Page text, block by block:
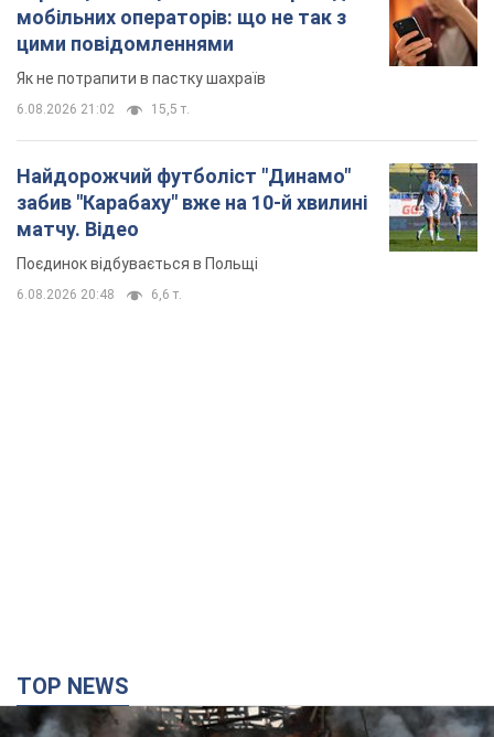
матчу. Відео
Поєдинок відбувається в Польщі
6.08.2026 20:48 6,6 т.